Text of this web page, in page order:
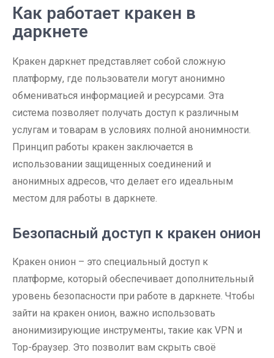
Как работает кракен в
даркнете
Кракен даркнет представляет собой сложную
платформу, где пользователи могут анонимно
обмениваться информацией и ресурсами. Эта
система позволяет получать доступ к различным
услугам и товарам в условиях полной анонимности.
Принцип работы кракен заключается в
использовании защищенных соединений и
анонимных адресов, что делает его идеальным
местом для работы в даркнете.
Безопасный доступ к кракен онион
Кракен онион – это специальный доступ к
платформе, который обеспечивает дополнительный
уровень безопасности при работе в даркнете. Чтобы
зайти на кракен онион, важно использовать
анонимизирующие инструменты, такие как VPN и
Тор-браузер. Это позволит вам скрыть своё